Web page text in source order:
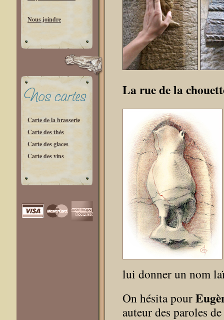
Nous joindre
Carte de la brasserie
Carte des thés
Carte des glaces
Carte des vins
La rue de la
lui donner un nom
On hésita pour
auteur des paroles